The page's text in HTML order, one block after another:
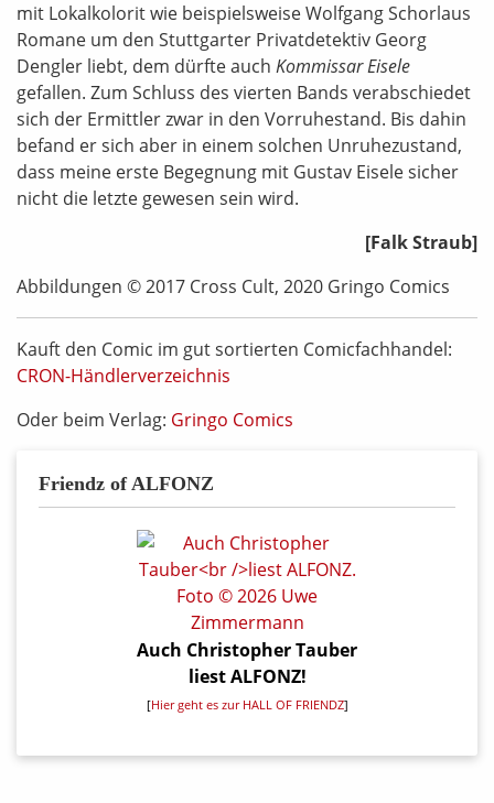
mit Lokalkolorit wie beispielsweise Wolfgang Schorlaus
Romane um den Stuttgarter Privatdetektiv Georg
Dengler liebt, dem dürfte auch Kommissar Eisele
gefallen. Zum Schluss des vierten Bands verabschiedet
sich der Ermittler zwar in den Vorruhestand. Bis dahin
befand er sich aber in einem solchen Unruhezustand,
dass meine erste Begegnung mit Gustav Eisele sicher
nicht die letzte gewesen sein wird.
[Falk Straub]
Abbildungen © 2017 Cross Cult, 2020 Gringo Comics
Kauft den Comic im gut sortierten Comicfachhandel:
CRON-Händlerverzeichnis
Oder beim Verlag: Gringo Comics
Friendz of ALFONZ
Auch Christopher Tauber
liest ALFONZ!
[Hier geht es zur HALL OF FRIENDZ]